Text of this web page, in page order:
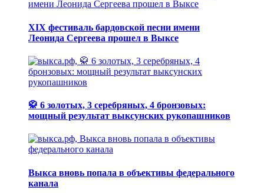
XIX фестиваль бардовской песни имени
Леонида Сергеева прошел в Выксе
🥋 6 золотых, 3 серебряных, 4 бронзовых:
мощный результат выксунских рукопашников
Выкса вновь попала в объективы федерального
канала